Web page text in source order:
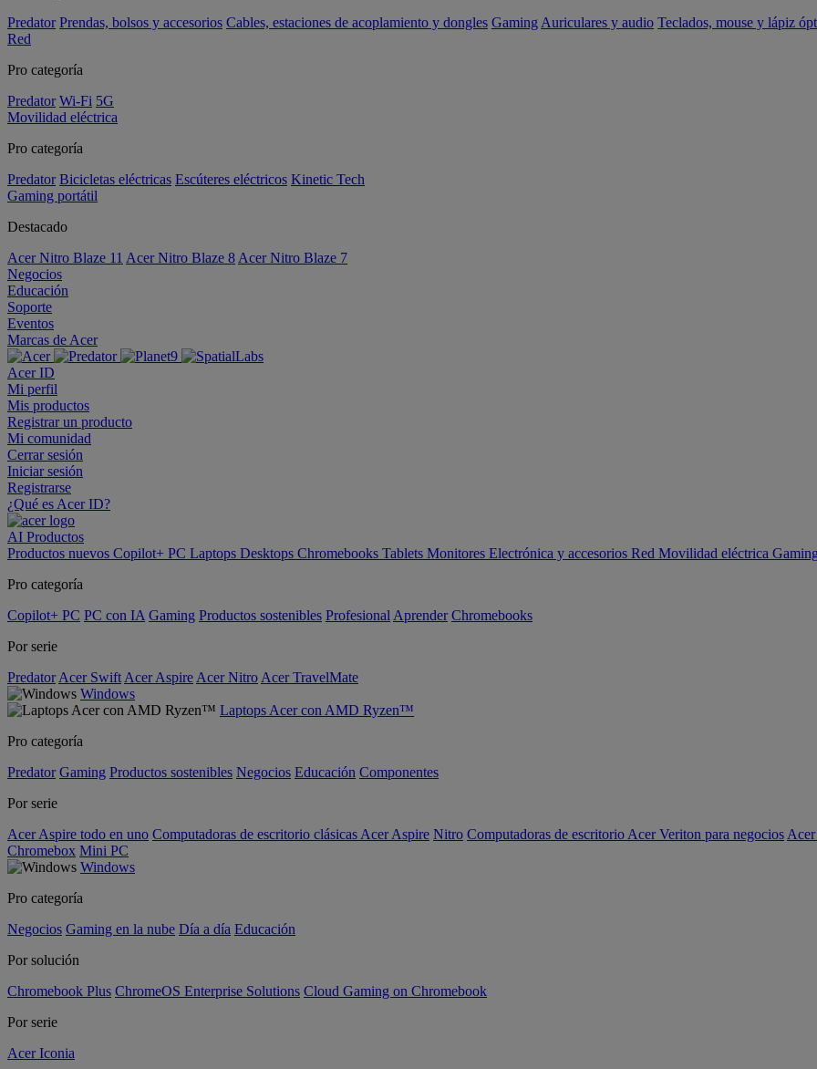
Predator Prendas, bolsos y accesorios Cables, estaciones de acoplamiento y dongles Gaming Auriculares y audio Teclados, mouse y lápiz
Red
Pro categoría
Predator Wi-Fi 5G
Movilidad eléctrica
Pro categoría
Predator Bicicletas eléctricas Escúteres eléctricos Kinetic Tech
Gaming portátil
Destacado
Acer Nitro Blaze 11 Acer Nitro Blaze 8 Acer Nitro Blaze 7
Negocios
Educación
Soporte
Eventos
Marcas de Acer
Acer ID
Mi perfil
Mis productos
Registrar un producto
Mi comunidad
Cerrar sesión
Iniciar sesión
Registrarse
¿Qué es Acer ID?
AI Productos
Productos nuevos Copilot+ PC Laptops Desktops Chromebooks Tablets Monitores Electrónica y accesorios Red Movilidad eléctrica
Pro categoría
Copilot+ PC PC con IA Gaming Productos sostenibles Profesional Aprender Chromebooks
Por serie
Predator Acer Swift Acer Aspire Acer Nitro Acer TravelMate
Windows
Laptops Acer con AMD Ryzen™
Pro categoría
Predator Gaming Productos sostenibles Negocios Educación Componentes
Por serie
Acer Aspire todo en uno Computadoras de escritorio clásicas Acer Aspire Nitro Computadoras de escritorio Acer Veriton para negocios
Chromebox Mini PC
Windows
Pro categoría
Negocios Gaming en la nube Día a día Educación
Por solución
Chromebook Plus ChromeOS Enterprise Solutions Cloud Gaming on Chromebook
Por serie
Acer Iconia